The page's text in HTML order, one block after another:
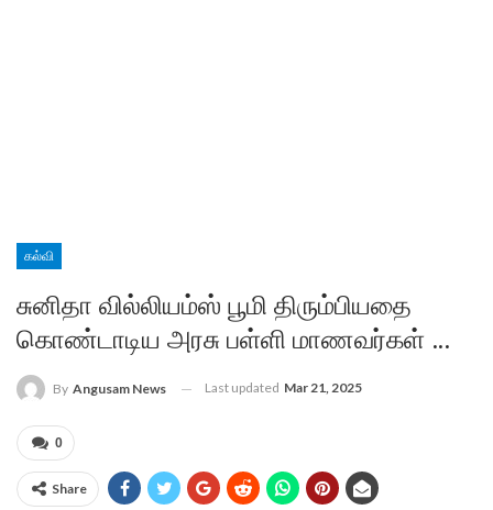
கல்வி
சுனிதா வில்லியம்ஸ் பூமி திரும்பியதை
கொண்டாடிய அரசு பள்ளி மாணவர்கள் …
By Angusam News Last updated Mar 21, 2025
0
Share